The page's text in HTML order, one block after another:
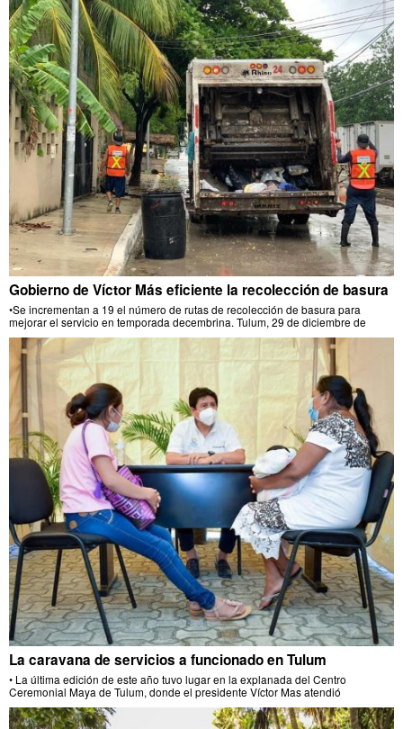
Gobierno de Víctor Más eficiente la recolección de basura
•Se incrementan a 19 el número de rutas de recolección de basura para
mejorar el servicio en temporada decembrina. Tulum, 29 de diciembre de
La caravana de servicios a funcionado en Tulum
• La última edición de este año tuvo lugar en la explanada del Centro
Ceremonial Maya de Tulum, donde el presidente Víctor Mas atendió